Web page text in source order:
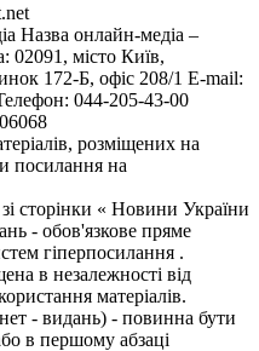
Назва онлайн-медіа –
02091, місто Київ,
172-Б, офіс 208/1 E-mail:
044-205-43-00
розміщених на
посилання на
сторінки « Новини України
- обов'язкове пряме
гіперпосилання .
в незалежності від
матеріалів.
- видань) - повинна бути
в першому абзаці